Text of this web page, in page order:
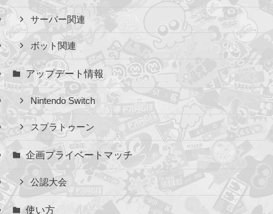
サーバー関連
ボット関連
アップデート情報
Nintendo Switch
スプラトゥーン
企画プライベートマッチ
公認大会
使い方